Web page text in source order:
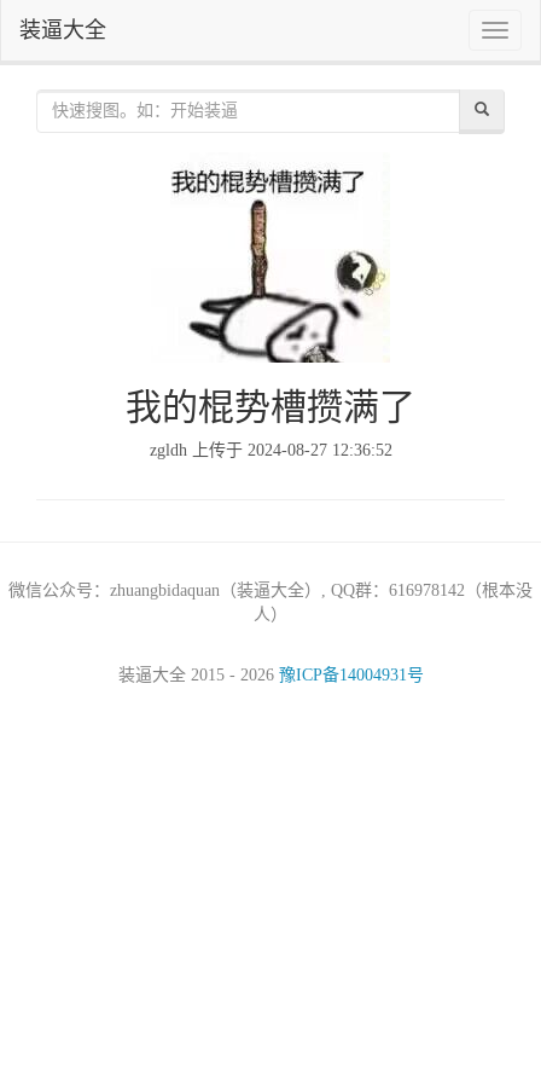
Toggle
装逼大全
我的棍势槽攒满了
zgldh 上传于 2024-08-27 12:36:52
微信公众号：zhuangbidaquan（装逼大全）, QQ群：616978142（根本没
人）
装逼大全 2015 - 2026 豫ICP备14004931号